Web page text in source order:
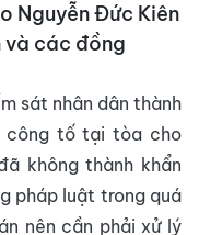
Nguyễn Đức Kiên
và các đồng
sát nhân dân thành
công tố tại tòa cho
không thành khẩn
pháp luật trong quá
nên cần phải xử lý